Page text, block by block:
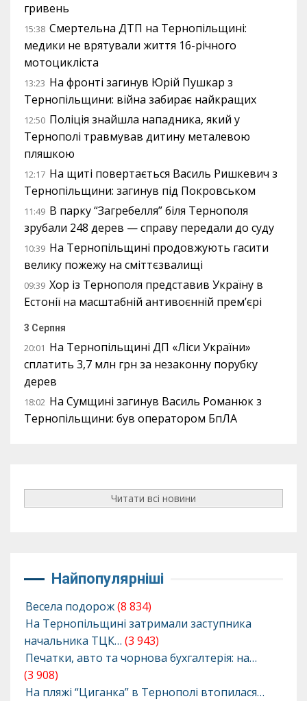
гривень
15:38 Смертельна ДТП на Тернопільщині:
медики не врятували життя 16-річного
мотоцикліста
13:23 На фронті загинув Юрій Пушкар з
Тернопільщини: війна забирає найкращих
12:50 Поліція знайшла нападника, який у
Тернополі травмував дитину металевою
пляшкою
12:17 На щиті повертається Василь Ришкевич з
Тернопільщини: загинув під Покровськом
11:49 В парку “Загребелля” біля Тернополя
зрубали 248 дерев — справу передали до суду
10:39 На Тернопільщині продовжують гасити
велику пожежу на сміттєзвалищі
09:39 Хор із Тернополя представив Україну в
Естонії на масштабній антивоєнній прем’єрі
3 Серпня
20:01 На Тернопільщині ДП «Ліси України»
сплатить 3,7 млн грн за незаконну порубку
дерев
18:02 На Сумщині загинув Василь Романюк з
Тернопільщини: був оператором БпЛА
Читати всі новини
Найпопулярніші
Весела подорож(8 834)
На Тернопільщині затримали заступника
начальника ТЦК… (3 943)
Печатки, авто та чорнова бухгалтерія: на…
(3 908)
На пляжі “Циганка” в Тернополі втопилася…